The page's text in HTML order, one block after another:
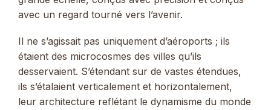
avec un regard tourné vers l’avenir.
Il ne s’agissait pas uniquement d’aéroports ; ils
étaient des microcosmes des villes qu’ils
desservaient. S’étendant sur de vastes étendues,
ils s’étalaient verticalement et horizontalement,
leur architecture reflétant le dynamisme du monde